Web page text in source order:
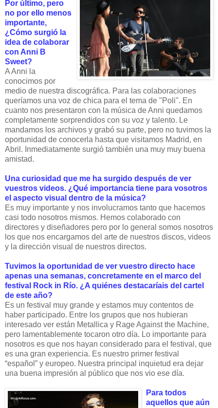
Por último, pero
no por ello menos
importante,
¿Cómo surgió la
idea de colaborar
con Anni B
Sweet?
A Anni la
conocimos por
medio de nuestra discográfica. Para las colaboraciones
queríamos una voz de chica para el tema de "Poli". En
cuanto nos presentaron con la música de Anni quedamos
completamente sorprendidos con su voz y talento. Le
mandamos los archivos y grabó su parte, pero no tuvimos la
oportunidad de conocerla hasta que visitamos Madrid, en
Abril. Inmediatamente surgió también una muy muy buena
amistad.
Una curiosidad que me ha surgido después de ver
vuestros videos. ¿Qué importancia tiene para vosotros
el aspecto visual dentro de la música?
Es muy importante y nos involucramos tanto que hacemos
casi todo nosotros mismos. Hemos colaborado con
directores y diseñadores pero por lo general somos nosotros
los que nos encargamos del arte de nuestros discos, videos
y la dirección visual de nuestros directos.
Tuvimos la oportunidad de ver vuestro directo hace
apenas una semanas, concretamente en el marco del
festival Rock in Río. ¿A quiénes destacaríais del cartel
de este año?
Es un festival muy grande y estamos muy contentos de
haber participado. Entre los grupos que nos hubieran
interesado ver están Metallica y Rage Against the Machine,
pero lamentablemente tocaron otro día. Lo importante para
nosotros es que nos hayan considerado para el festival, que
es una gran experiencia. Es nuestro primer festival
“español” y europeo. Nuestra principal inquietud era dejar
una buena impresión al público que nos vio ese día.
Para todos
aquellos que aún